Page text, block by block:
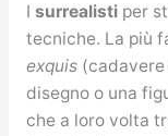
I surrealisti per
tecniche. La più
exquis(cadavere
disegno o una
che a loro volta